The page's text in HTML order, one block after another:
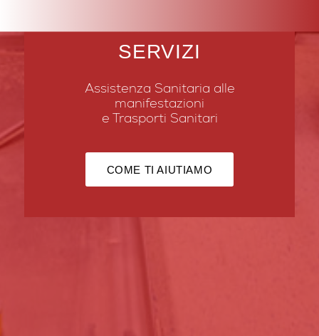
SERVIZI
Assistenza Sanitaria alle
manifestazioni
e Trasporti Sanitari
COME TI AIUTIAMO